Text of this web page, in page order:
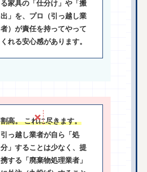
る家具の「仕分け」や「搬
出」を、プロ（引っ越し業
者）が責任を持ってやって
くれる安心感があります。
割高。 これに尽きます。
引っ越し業者が自ら「処
分」することは少なく、提
携する「廃棄物処理業者」